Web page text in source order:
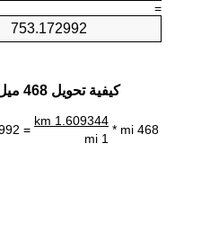
=
كيفية تحويل 468 ميل إلى كيلومتر?
468 mi *
1.609344 km
= 753.172992 km
1 mi